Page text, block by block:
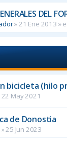
DEL
»21 Ene 2013 »
bicicleta (hilo
22 May 2021
de Donostia
»25 Jun 2023